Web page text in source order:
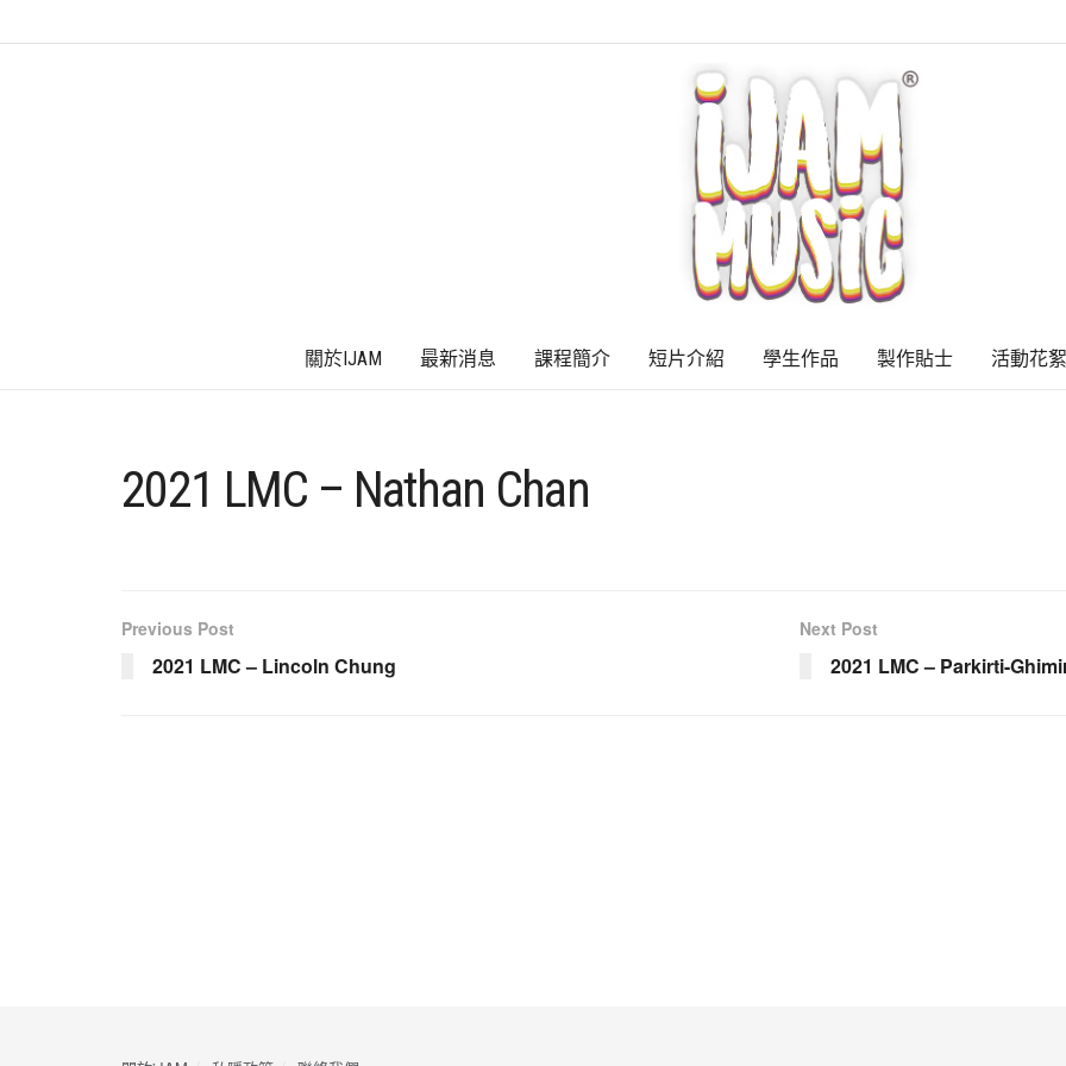
關於IJAM 最新消息 課程簡介 短片介紹 學生作品 製作貼士 活動花絮
2021 LMC – Nathan Chan
Previous Post
2021 LMC – Lincoln Chung
Next Post
2021 LMC – Parkirti-